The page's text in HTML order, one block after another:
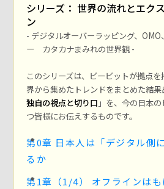
シリーズ： 世界の流れとエク
ン
- デジタルオーバーラッピング、
ー カタカナまみれの世界観 -
このシリーズは、ビービットが拠点
界から集めたトレンドをまとめた結
独自の視点と切り口 」を、今の日本
つ皆様にお伝えするものです。
第0章 日本人は「デジタル側
るか
第1章（1/4） オフラインは